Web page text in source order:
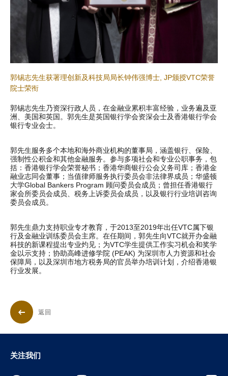
郭锡志先生获署理创新及科技局局长钟伟强博士, JP颁授VTC荣誉
院士荣衔
郭锡志先生乃资深行政人员，在金融业累积丰富经验，业务遍及亚
洲、美国和英国。郭先生是英国银行学会资深会士及香港银行学会
银行专业会士。
郭先生服务多个本地和海外商业机构的董事局，涵盖银行、保险、
强制性公积金和其他金融服务。参与多项社会和专业公职事务，包
括：香港银行学会荣誉秘书；香港华商银行公会义务司库；香港金
融业志同会董事；当值律师服务执行委员会非法律界成员；华盛顿
大学Global Bankers Program 顾问委员会成员；曾担任香港银行
家会所委员会成员、税务上诉委员会成员，以及银行行业培训咨询
委员会成员。
郭先生鼎力支持职业专才教育，于2013至2019年出任VTC属下银
行及金融业训练委员会主席。在任期间，郭先生向VTC就开办金融
科技的新课程提出专业灼见；为VTC学生提供工作实习机会和奖学
金以示支持；协助高峰进修学院 (PEAK) 为深圳市人力资源和社会
保障局，以及深圳市地方税务局的官员举办培训计划，介绍香港银
行业发展。
返回
关注我们